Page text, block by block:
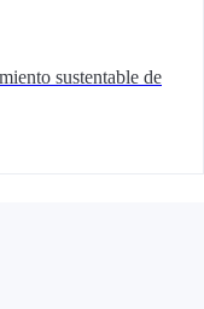
sustentable de